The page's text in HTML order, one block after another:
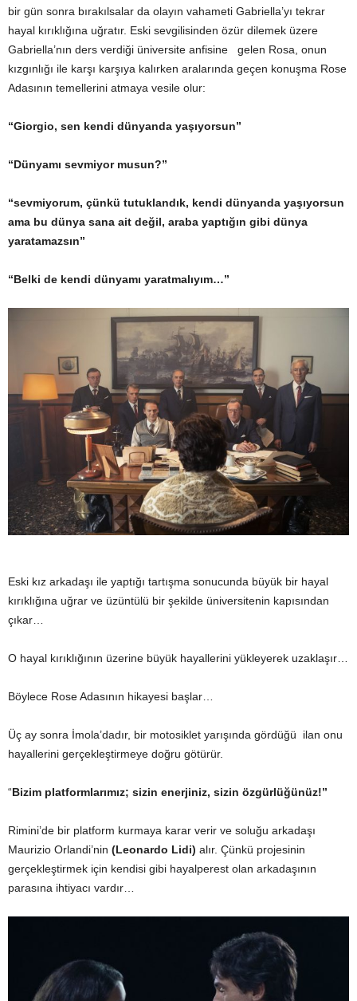
bir gün sonra bırakılsalar da olayın vahameti Gabriella’yı tekrar
hayal kırıklığına uğratır. Eski sevgilisinden özür dilemek üzere
Gabriella’nın ders verdiği üniversite anfisine gelen Rosa, onun
kızgınlığı ile karşı karşıya kalırken aralarında geçen konuşma Rose
Adasının temellerini atmaya vesile olur:
“Giorgio, sen kendi dünyanda yaşıyorsun”
“Dünyamı sevmiyor musun?”
“sevmiyorum, çünkü tutuklandık, kendi dünyanda yaşıyorsun
ama bu dünya sana ait değil, araba yaptığın gibi dünya
yaratamazsın”
“Belki de kendi dünyamı yaratmalıyım…”
Eski kız arkadaşı ile yaptığı tartışma sonucunda büyük bir hayal
kırıklığına uğrar ve üzüntülü bir şekilde üniversitenin kapısından
çıkar…
O hayal kırıklığının üzerine büyük hayallerini yükleyerek uzaklaşır…
Böylece Rose Adasının hikayesi başlar…
Üç ay sonra İmola’dadır, bir motosiklet yarışında gördüğü ilan onu
hayallerini gerçekleştirmeye doğru götürür.
“Bizim platformlarımız; sizin enerjiniz, sizin özgürlüğünüz!”
Rimini’de bir platform kurmaya karar verir ve soluğu arkadaşı
Maurizio Orlandi’nin (Leonardo Lidi) alır. Çünkü projesinin
gerçekleştirmek için kendisi gibi hayalperest olan arkadaşının
parasına ihtiyacı vardır…